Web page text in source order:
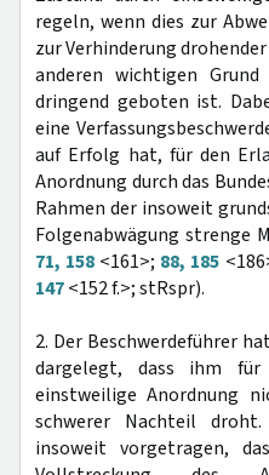
regeln, wenn dies zur
zur Verhinderung
anderen wichtigen
dringend geboten ist.
eine
auf Erfolg hat, für den
Anordnung durch das
Rahmen der insoweit
Folgenabwägung strenge
71, 158 <161>; 88, 185
147<152 f.>; stRspr).
2. Der Beschwerdeführer
dargelegt, dass ihm
einstweilige Anordnung
schwerer Nachteil
insoweit vorgetragen,